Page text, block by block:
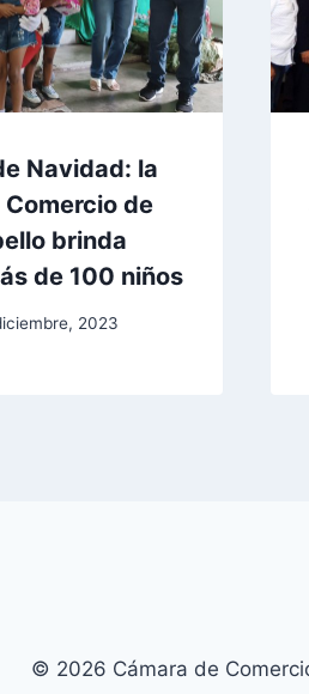
Navidad: la
de
brinda
de 100 niños
2023
© 2026 Cámara de